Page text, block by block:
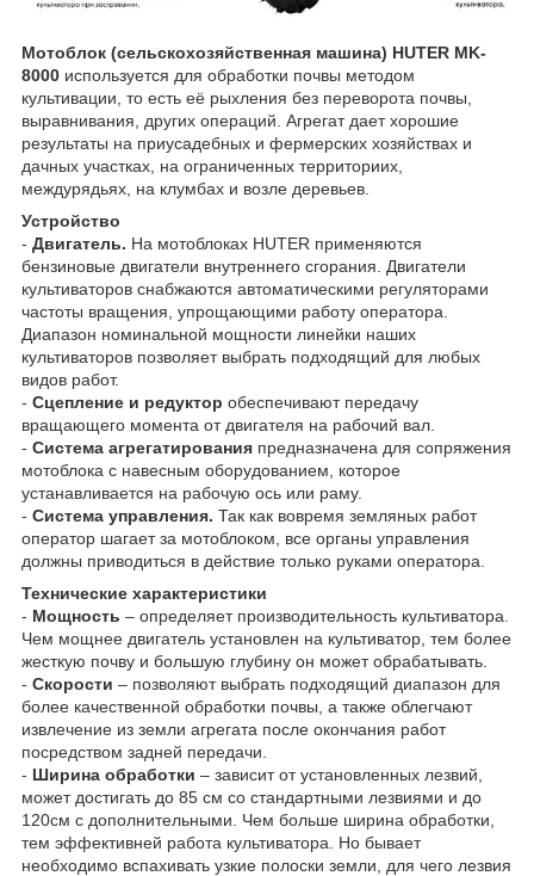
Мотоблок (сельскохозяйственная машина) HUTER MK-
8000 используется для обработки почвы методом
культивации, то есть её рыхления без переворота почвы,
выравнивания, других операций. Агрегат дает хорошие
результаты на приусадебных и фермерских хозяйствах и
дачных участках, на ограниченных территориих,
междурядьях, на клумбах и возле деревьев.
Устройство
- Двигатель. На мотоблоках HUTER применяются
бензиновые двигатели внутреннего сгорания. Двигатели
культиваторов снабжаются автоматическими регуляторами
частоты вращения, упрощающими работу оператора.
Диапазон номинальной мощности линейки наших
культиваторов позволяет выбрать подходящий для любых
видов работ.
- Сцепление и редуктор обеспечивают передачу
вращающего момента от двигателя на рабочий вал.
- Система агрегатирования предназначена для сопряжения
мотоблока с навесным оборудованием, которое
устанавливается на рабочую ось или раму.
- Система управления. Так как вовремя земляных работ
оператор шагает за мотоблоком, все органы управления
должны приводиться в действие только руками оператора.
Технические характеристики
- Мощность – определяет производительность культиватора.
Чем мощнее двигатель установлен на культиватор, тем более
жесткую почву и большую глубину он может обрабатывать.
- Скорости – позволяют выбрать подходящий диапазон для
более качественной обработки почвы, а также облегчают
извлечение из земли агрегата после окончания работ
посредством задней передачи.
- Ширина обработки – зависит от установленных лезвий,
может достигать до 85 см со стандартными лезвиями и до
120см с дополнительными. Чем больше ширина обработки,
тем эффективней работа культиватора. Но бывает
необходимо вспахивать узкие полоски земли, для чего лезвия